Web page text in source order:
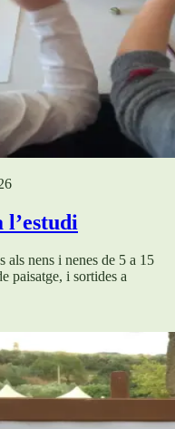
l’estudi
als nens i nenes de 5 a 15
paisatge, i sortides a